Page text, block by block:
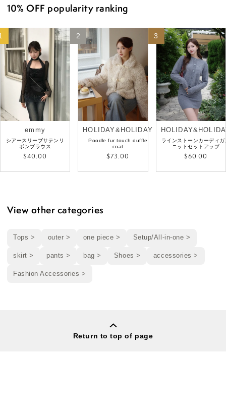
10% OFF popularity ranking
Vendor:
emmy
シアースリーブサテンリ
ボンブラウス
Regular
$40.00
Vendor:
HOLIDAY&HOLIDAY
Poodle fur touch duffle
coat
Regular
$73.00
2
Vendor:
ラインストーンカーディガ
ニットセットアップ
Regular
$60.00
3
View other categories
Tops > outer > one piece > Setup/All-in-one >
skirt > pants > bag > Shoes > accessories >
Fashion Accessories >
Return to top of page